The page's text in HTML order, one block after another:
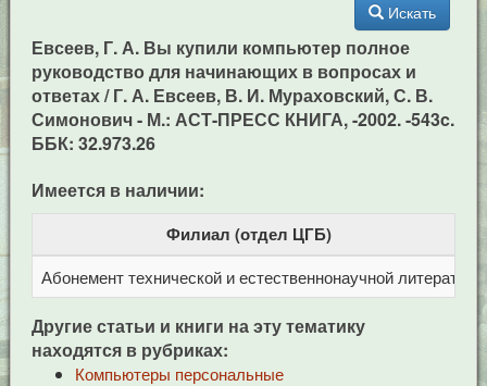
Искать
Евсеев, Г. А. Вы купили компьютер полное
руководство для начинающих в вопросах и
ответах / Г. А. Евсеев, В. И. Мураховский, С. В.
Симонович - М.: АСТ-ПРЕСС КНИГА, -2002. -543c.
ББК: 32.973.26
Имеется в наличии:
Филиал (отдел ЦГБ)
Абонемент технической и естественнонаучной литерат
Другие статьи и книги на эту тематику
находятся в рубриках:
Компьютеры персональные